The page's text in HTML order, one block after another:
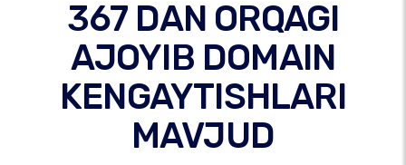
367 DAN ORQAGI
AJOYIB DOMAIN
KENGAYTISHLARI
MAVJUD